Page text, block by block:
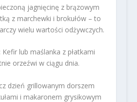
jagnięcinę z brązowym
z marchewki i brokułów – to
wielu wartości odżywczych.
Kefir lub maślanka z płatkami
orzeźwi w ciągu dnia.
dzień grillowanym dorszem
i makaronem grysikowym